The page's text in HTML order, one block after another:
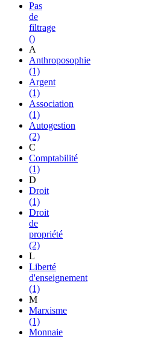
Pas
de
filtrage
()
A
Anthroposophie
(1)
Argent
(1)
Association
(1)
Autogestion
(2)
C
Comptabilité
(1)
D
Droit
(1)
Droit
de
propriété
(2)
L
Liberté
d'enseignement
(1)
M
Marxisme
(1)
Monnaie